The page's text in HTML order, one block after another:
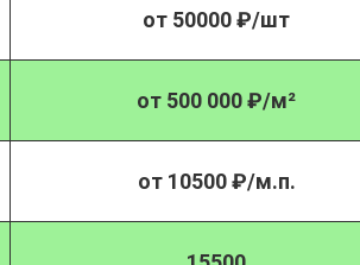
от 50000 ₽/шт
от 500 000 ₽/м²
от 10500 ₽/м.п.